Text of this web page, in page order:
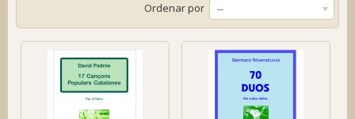
Ordenar por --